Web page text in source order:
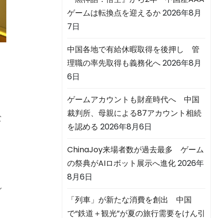
ゲームは転換点を迎えるか2026年8月
7日
中国各地で有給休暇取得を後押し 管
理職の率先取得も義務化へ2026年8月
6日
ゲームアカウントも財産時代へ 中国
裁判所、母親による87アカウント相続
を認める 2026年8月6日
ChinaJoy来場者数が過去最多 ゲーム
の祭典がAIロボット展示へ進化2026年
8月6日
「列車」が新たな消費を創出 中国
で“鉄道＋観光”が夏の旅行需要をけん引